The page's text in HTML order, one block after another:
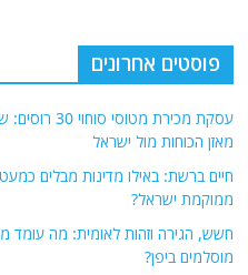
פוסטים אחרונים
עסקת מכירת
מאזן הכוחות מול ישראל
ממוקמת ישראל?
חשש, הגירה וזהות לאומית: מה עומד
מוסלמים ביפן?